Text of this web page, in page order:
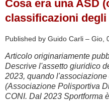
La
oltre
i
di
Cosa era una ASD
classificazioni
Published by Guido Carli – Gio,
Articolo originariamente
Descrive l'assetto giuridico
2023, quando
(Associazione Polisportiva
CONI. Dal 2023 Sportforma